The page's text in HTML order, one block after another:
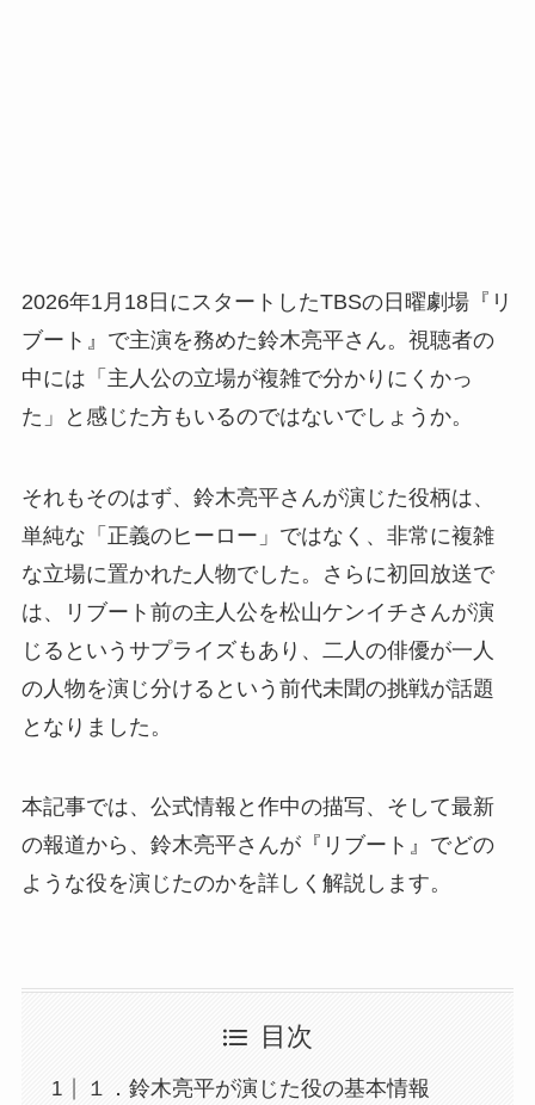
2026年1月18日にスタートしたTBSの日曜劇場『リ
ブート』で主演を務めた鈴木亮平さん。視聴者の
中には「主人公の立場が複雑で分かりにくかっ
た」と感じた方もいるのではないでしょうか。
それもそのはず、鈴木亮平さんが演じた役柄は、
単純な「正義のヒーロー」ではなく、非常に複雑
な立場に置かれた人物でした。さらに初回放送で
は、リブート前の主人公を松山ケンイチさんが演
じるというサプライズもあり、二人の俳優が一人
の人物を演じ分けるという前代未聞の挑戦が話題
となりました。
本記事では、公式情報と作中の描写、そして最新
の報道から、鈴木亮平さんが『リブート』でどの
ような役を演じたのかを詳しく解説します。
目次
１．鈴木亮平が演じた役の基本情報